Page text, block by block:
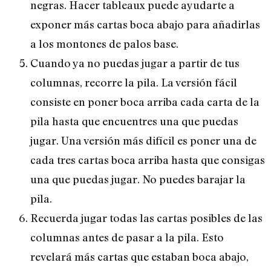
negras. Hacer tableaux puede ayudarte a
exponer más cartas boca abajo para añadirlas
a los montones de palos base.
Cuando ya no puedas jugar a partir de tus
columnas, recorre la pila. La versión fácil
consiste en poner boca arriba cada carta de la
pila hasta que encuentres una que puedas
jugar. Una versión más difícil es poner una de
cada tres cartas boca arriba hasta que consigas
una que puedas jugar. No puedes barajar la
pila.
Recuerda jugar todas las cartas posibles de las
columnas antes de pasar a la pila. Esto
revelará más cartas que estaban boca abajo,